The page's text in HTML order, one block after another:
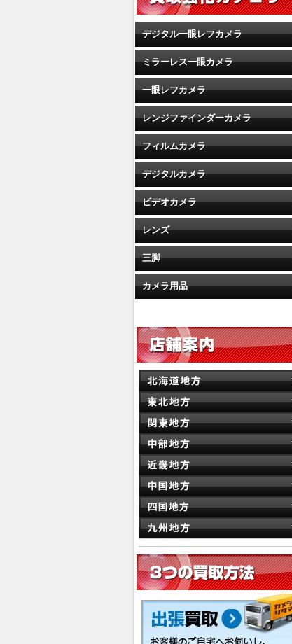
デジタル一眼レフカメラ
ミラーレス一眼カメラ
一眼レフカメラ
レンジファインダーカメラ
フィルムカメラ
デジタルカメラ
ビデオカメラ
レンズ
三脚
カメラ用品